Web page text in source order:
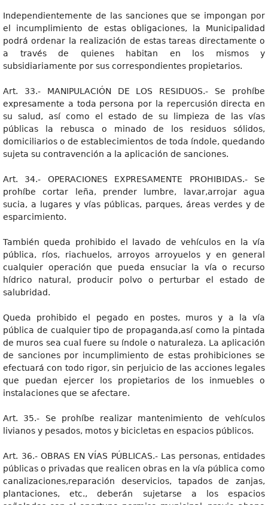
Independientemente de las sanciones que se impongan por
el incumplimiento de estas obligaciones, la Municipalidad
podrá ordenar la realización de estas tareas directamente o
a través de quienes habitan en los mismos y
subsidiariamente por sus correspondientes propietarios.
Art. 33.- MANIPULACIÓN DE LOS RESIDUOS.- Se prohíbe
expresamente a toda persona por la repercusión directa en
su salud, así como el estado de su limpieza de las vías
públicas la rebusca o minado de los residuos sólidos,
domiciliarios o de establecimientos de toda índole, quedando
sujeta su contravención a la aplicación de sanciones.
Art. 34.- OPERACIONES EXPRESAMENTE PROHIBIDAS.- Se
prohíbe cortar leña, prender lumbre, lavar,arrojar agua
sucia, a lugares y vías públicas, parques, áreas verdes y de
esparcimiento.
También queda prohibido el lavado de vehículos en la vía
pública, ríos, riachuelos, arroyos arroyuelos y en general
cualquier operación que pueda ensuciar la vía o recurso
hídrico natural, producir polvo o perturbar el estado de
salubridad.
Queda prohibido el pegado en postes, muros y a la vía
pública de cualquier tipo de propaganda,así como la pintada
de muros sea cual fuere su índole o naturaleza. La aplicación
de sanciones por incumplimiento de estas prohibiciones se
efectuará con todo rigor, sin perjuicio de las acciones legales
que puedan ejercer los propietarios de los inmuebles o
instalaciones que se afectare.
Art. 35.- Se prohíbe realizar mantenimiento de vehículos
livianos y pesados, motos y bicicletas en espacios públicos.
Art. 36.- OBRAS EN VÍAS PÚBLICAS.- Las personas, entidades
públicas o privadas que realicen obras en la vía pública como
canalizaciones,reparación deservicios, tapados de zanjas,
plantaciones, etc., deberán sujetarse a los espacios